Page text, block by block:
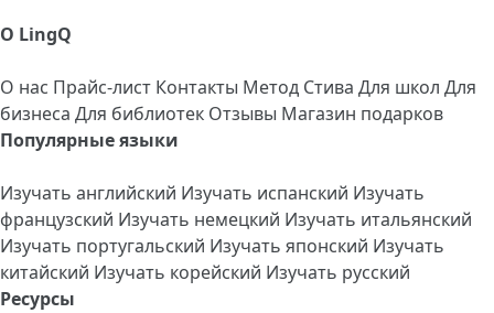
О LingQ
О нас Прайс-лист Контакты Метод Стива Для школ Для
бизнеса Для библиотек Отзывы Магазин подарков
Популярные языки
Изучать английский Изучать испанский Изучать
французский Изучать немецкий Изучать итальянский
Изучать португальский Изучать японский Изучать
китайский Изучать корейский Изучать русский
Ресурсы